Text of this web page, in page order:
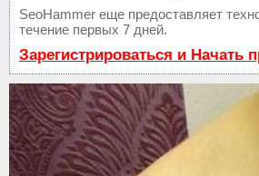
SeoHammer еще предоставляет
течение первых 7 дней.
Зарегистрироваться и Начать